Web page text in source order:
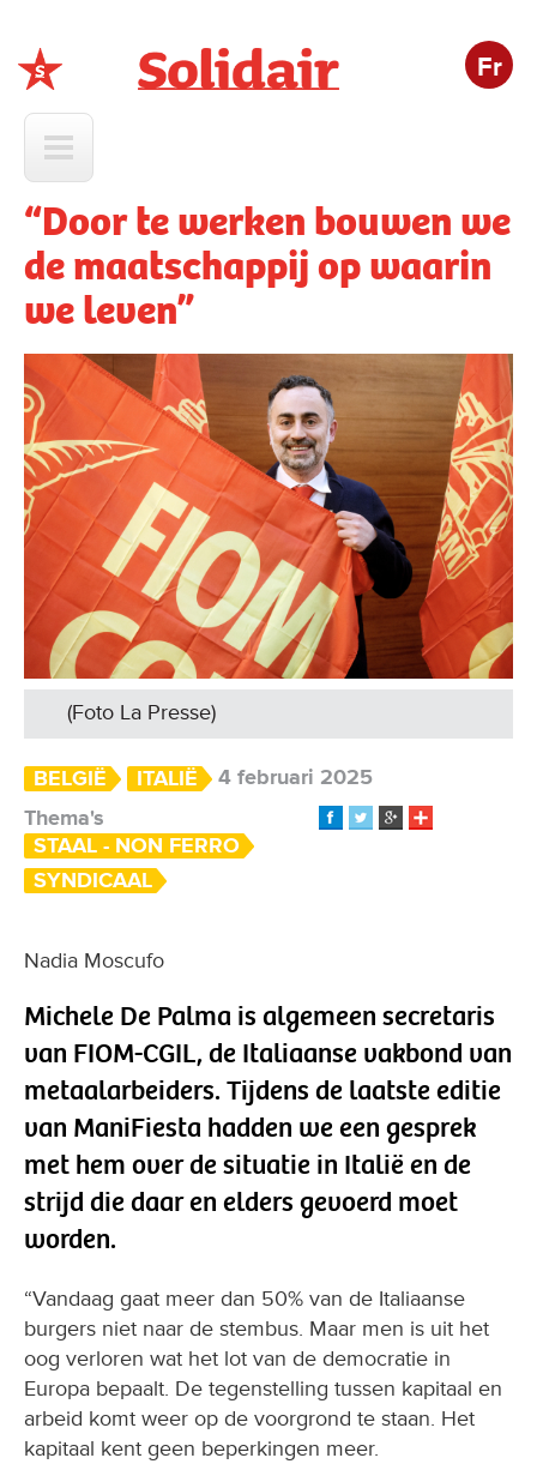
Fr
“Door te werken bouwen we
de maatschappij op waarin
we leven”
(Foto La Presse)
BELGIË ITALIË
4 februari 2025
Thema's
STAAL - NON FERRO
SYNDICAAL
Nadia Moscufo
Michele De Palma is algemeen secretaris
van FIOM-CGIL, de Italiaanse vakbond van
metaalarbeiders. Tijdens de laatste editie
van ManiFiesta hadden we een gesprek
met hem over de situatie in Italië en de
strijd die daar en elders gevoerd moet
worden.
“Vandaag gaat meer dan 50% van de Italiaanse
burgers niet naar de stembus. Maar men is uit het
oog verloren wat het lot van de democratie in
Europa bepaalt. De tegenstelling tussen kapitaal en
arbeid komt weer op de voorgrond te staan. Het
kapitaal kent geen beperkingen meer.